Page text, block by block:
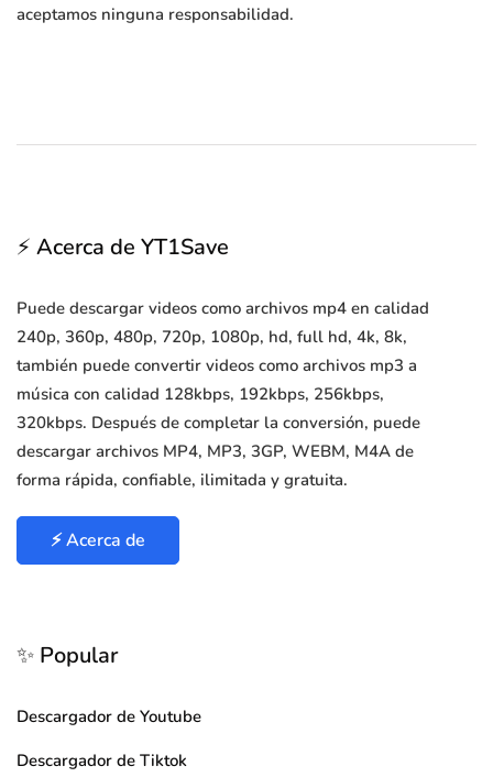
aceptamos ninguna responsabilidad.
⚡ Acerca de YT1Save
Puede descargar videos como archivos mp4 en calidad
240p, 360p, 480p, 720p, 1080p, hd, full hd, 4k, 8k,
también puede convertir videos como archivos mp3 a
música con calidad 128kbps, 192kbps, 256kbps,
320kbps. Después de completar la conversión, puede
descargar archivos MP4, MP3, 3GP, WEBM, M4A de
forma rápida, confiable, ilimitada y gratuita.
⚡ Acerca de
✨ Popular
Descargador de Youtube
Descargador de Tiktok